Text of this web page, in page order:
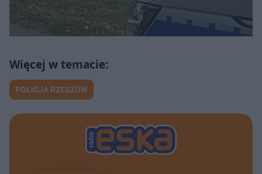
POLICJA RZESZÓW